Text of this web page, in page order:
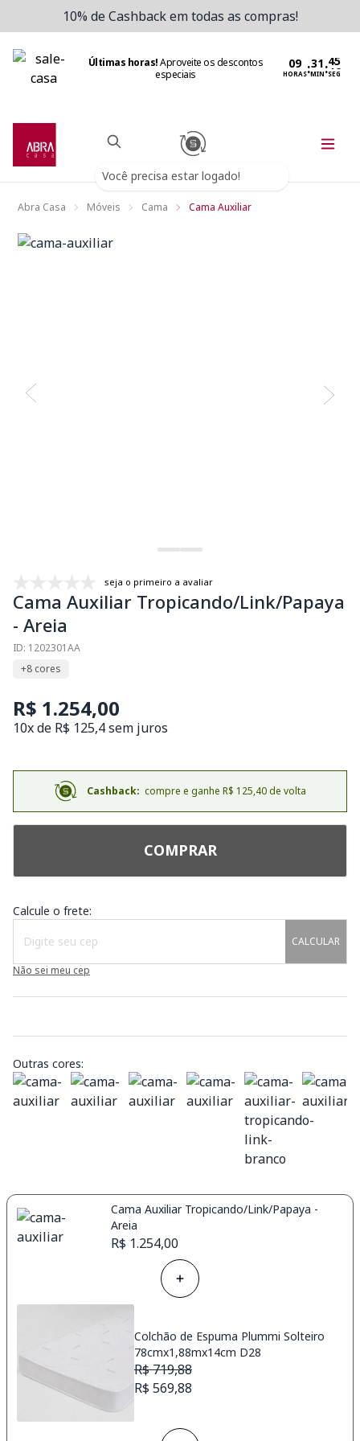
10% de Cashback em todas as compras!
Últimas horas!Aproveite os descontos
especiais
HORAS:MIN:SEG
Você precisa estar logado!
Abra Casa Móveis Cama Cama Auxiliar
seja o primeiro a avaliar
Cama Auxiliar Tropicando/Link/Papaya
- Areia
ID: 1202301AA
+8 cores
R$ 1.254,00
10x de R$ 125,4 sem juros
Cashback: compre e ganhe R$ 125,40 de volta
COMPRAR
Calcule o frete:
CALCULAR
Não sei meu cep
Outras cores:
Cama Auxiliar Tropicando/Link/Papaya -
Areia
R$ 1.254,00
Colchão de Espuma Plummi Solteiro
78cmx1,88mx14cm D28
R$ 719,88
R$ 569,88